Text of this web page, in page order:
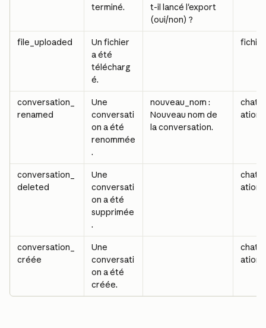
terminé.
t-il lancé l'export
(oui/non) ?
file_uploaded
Un fichier
a été
télécharg
é.
fichier
conversation_
renamed
Une
conversati
on a été
renommée
.
nouveau_nom :
Nouveau nom de
la conversation.
ation
conversation_
deleted
Une
conversati
on a été
supprimée
.
ation
conversation_
créée
Une
conversati
on a été
créée.
ation